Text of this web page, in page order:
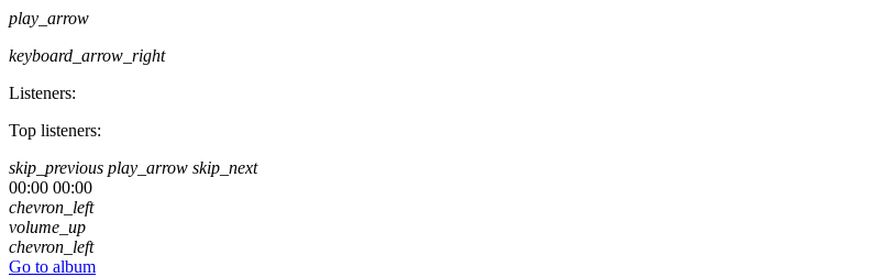
play_arrow
keyboard_arrow_right
Listeners:
Top listeners:
skip_previous play_arrow skip_next
00:00 00:00
chevron_left
volume_up
chevron_left
Go to album